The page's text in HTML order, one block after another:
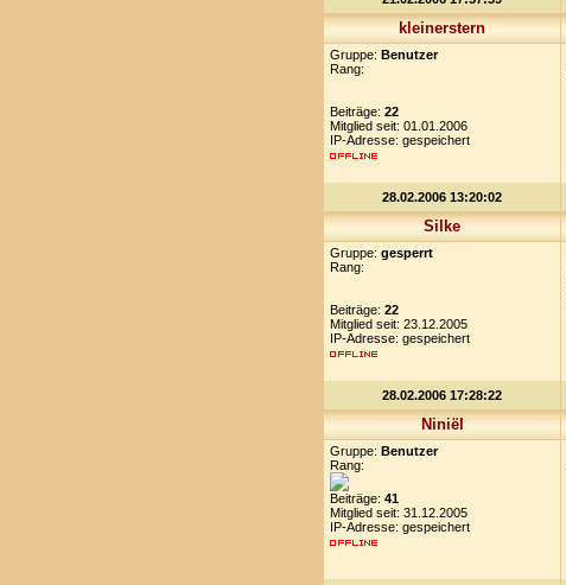
kleinerstern
Gruppe: Benutzer
Rang:
Beiträge: 22
Mitglied seit: 01.01.2006
IP-Adresse: gespeichert
28.02.2006 13:20:02
Silke
Gruppe: gesperrt
Rang:
Beiträge: 22
Mitglied seit: 23.12.2005
IP-Adresse: gespeichert
28.02.2006 17:28:22
Niniël
Gruppe: Benutzer
Rang:
Beiträge: 41
Mitglied seit: 31.12.2005
IP-Adresse: gespeichert